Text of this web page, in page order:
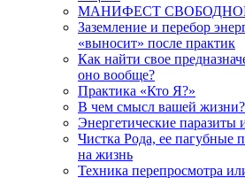
МАНИФЕСТ
Заземление и перебор
«выносит» после практик
Как найти свое
оно вообще?
Практика «Кто Я?»
В чем смысл вашей
Энергетические паразиты
Чистка Рода, ее пагубные
на жизнь
Техника перепросмотра